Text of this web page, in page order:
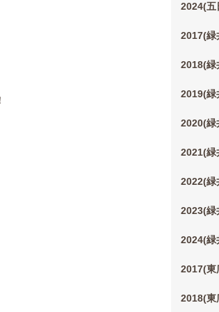
2024(五
2017(緑
2018(緑
2019(緑
2020(緑
2021(緑
2022(緑
2023(緑
2024(緑
2017(東
2018(東